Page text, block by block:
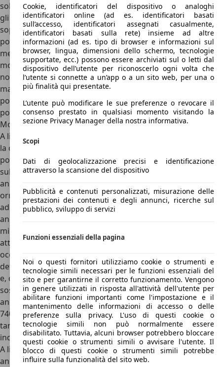
soluzione che regala tantissima ariosità e luminosità per
gli occupanti, che possono contare anche su tanto spazio,
soprattutto davanti. I passeggeri anteriori di Volvo 940
possono godere di tanti centimetri in tutte le direzioni,
mentre dietro a causa della meccanica non proprio
modernissima sotto la carrozzeria lo spazio è buono ma
non eccelso: lo spazio per le spalle e per la testa è ottimo,
ma lo spazio per le gambe è meno generosa di quanto ci si
possa aspettare, in quanto la priorità sulle Volvo a trazione
posteriore era sulla capacità di carico del bagagliaio.
Motori Volvo 940
A livello meccanico e di motori, Volvo 940 porta per ultima
la classica piattaforma con motore longitudinale e trazione
posteriore che debuttò nei lontani anni ’60
sull’apprezzatissima Serie 100. Dopo l’adattamento agli
anni ’70 sulla 240 e agli anni ’80 sulla 740, la piattaforma
ormai un po’ antiquata venne ulteriormente migliorata e
adattata per gli anni ’90 sulla 940. Come per gli interni,
anche la meccanica era stata rivista per offrire una
migliore sicurezza: se all’interno comparvero poggiatesta
attivi e cinture con pretensionatore per tutti i cinque
occupanti, la meccanica vide anteriore e posteriore a
deformazione programmata, barre laterali anti-intrusione
e, dal punto di vista tecnico, l’introduzione di una nuova
sospensione indipendente a bracci multipli sulla berlina,
ancora migliore di quella della 740. La Wagon, come per la
740, puntava ancora però sul ponte rigido della Serie 200,
tanto valido in quanto a capacità di carico ma,
indubbiamente, poco moderno.
A livello di motori Volvo 940 portò all’ultima applicazione
anche i mitici motori B21 che troviamo anche sulla 240: se
Cookie, identificatori del dispositivo o analoghi
identificatori online (ad es. identificatori basati
sull’accesso, identificatori assegnati casualmente,
identificatori basati sulla rete) insieme ad altre
informazioni (ad es. tipo di browser e informazioni sul
browser, lingua, dimensioni dello schermo, tecnologie
supportate, ecc.) possono essere archiviati sul o letti dal
dispositivo dell’utente per riconoscerlo ogni volta che
l’utente si connette a un’app o a un sito web, per una o
più finalità qui presentate.
L’utente può modificare le sue preferenze o revocare il
consenso prestato in qualsiasi momento visitando la
sezione Privacy Manager della nostra informativa.
Scopi
Dati di geolocalizzazione precisi e identificazione
attraverso la scansione del dispositivo
Pubblicità e contenuti personalizzati, misurazione delle
prestazioni dei contenuti e degli annunci, ricerche sul
pubblico, sviluppo di servizi
Funzioni essenziali della pagina
Noi o questi fornitori utilizziamo cookie o strumenti e
tecnologie simili necessari per le funzioni essenziali del
sito e per garantirne il corretto funzionamento. Vengono
in genere utilizzati in risposta all'attività dell'utente per
abilitare funzioni importanti come l'impostazione e il
mantenimento delle informazioni di accesso o delle
preferenze sulla privacy. L'uso di questi cookie o
tecnologie simili non può normalmente essere
disabilitato. Tuttavia, alcuni browser potrebbero bloccare
questi cookie o strumenti simili o avvisare l'utente. Il
blocco di questi cookie o strumenti simili potrebbe
influire sulla funzionalità del sito web.